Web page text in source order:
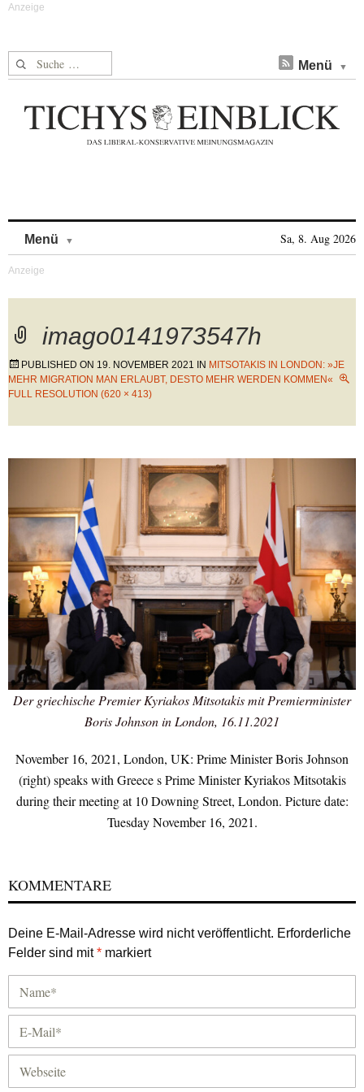
Suche nach: Menü
Menü Sa, 8. Aug 2026
imago0141973547h
PUBLISHED ON 19. NOVEMBER 2021 IN MITSOTAKIS IN LONDON: »JE
MEHR MIGRATION MAN ERLAUBT, DESTO MEHR WERDEN KOMMEN«
FULL RESOLUTION (620 × 413)
Der griechische Premier Kyriakos Mitsotakis mit Premierminister
Boris Johnson in London, 16.11.2021
November 16, 2021, London, UK: Prime Minister Boris Johnson
(right) speaks with Greece s Prime Minister Kyriakos Mitsotakis
during their meeting at 10 Downing Street, London. Picture date:
Tuesday November 16, 2021.
KOMMENTARE
Deine E-Mail-Adresse wird nicht veröffentlicht. Erforderliche
Felder sind mit* markiert